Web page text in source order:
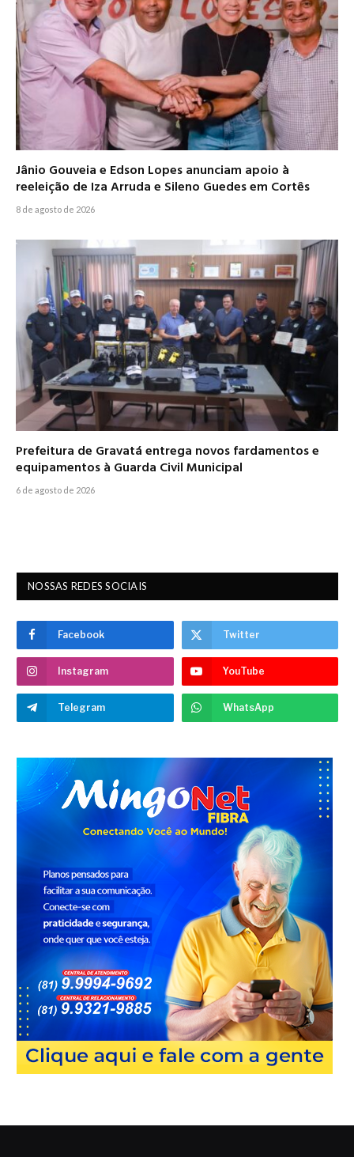
Jânio Gouveia e Edson Lopes anunciam apoio à
reeleição de Iza Arruda e Sileno Guedes em Cortês
8 de agosto de 2026
Prefeitura de Gravatá entrega novos fardamentos e
equipamentos à Guarda Civil Municipal
6 de agosto de 2026
NOSSAS REDES SOCIAIS
Facebook Twitter
Instagram YouTube
Telegram WhatsApp